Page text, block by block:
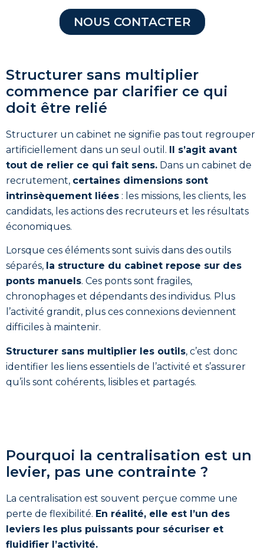
NOUS CONTACTER
Structurer sans multiplier
commence par clarifier ce qui
doit être relié
Structurer un cabinet ne signifie pas tout regrouper
artificiellement dans un seul outil. Il s’agit avant
tout de relier ce qui fait sens. Dans un cabinet de
recrutement, certaines dimensions sont
intrinsèquement liées : les missions, les clients, les
candidats, les actions des recruteurs et les résultats
économiques.
Lorsque ces éléments sont suivis dans des outils
séparés, la structure du cabinet repose sur des
ponts manuels. Ces ponts sont fragiles,
chronophages et dépendants des individus. Plus
l’activité grandit, plus ces connexions deviennent
difficiles à maintenir.
Structurer sans multiplier les outils, c’est donc
identifier les liens essentiels de l’activité et s’assurer
qu’ils sont cohérents, lisibles et partagés.
Pourquoi la centralisation est un
levier, pas une contrainte ?
La centralisation est souvent perçue comme une
perte de flexibilité. En réalité, elle est l’un des
leviers les plus puissants pour sécuriser et
fluidifier l’activité.